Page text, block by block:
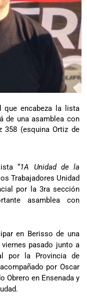
que encabeza la lista
de una asamblea con
358 (esquina Ortiz de
“1A Unidad de la
Trabajadores Unidad
por la 3ra sección
asamblea con
en Berisso de una
pasado junto a
por la Provincia de
por Oscar
Obrero en Ensenada y